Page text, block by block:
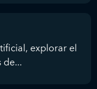
explorar el